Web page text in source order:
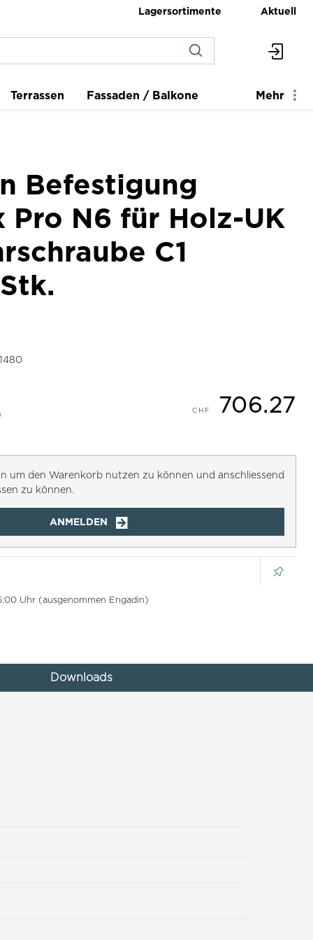
Lagersortimente Aktuell
Terrassen Fassaden / Balkone Mehr
Befestigung
Pro N6 für Holz-UK
C1
706.27
um den Warenkorb nutzen zu können und anschliessend
zu können.
ANMELDEN
Uhr (ausgenommen Engadin)
Downloads